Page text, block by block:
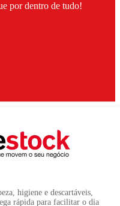
por dentro de tudo!
higiene e descartáveis,
rápida para facilitar o dia